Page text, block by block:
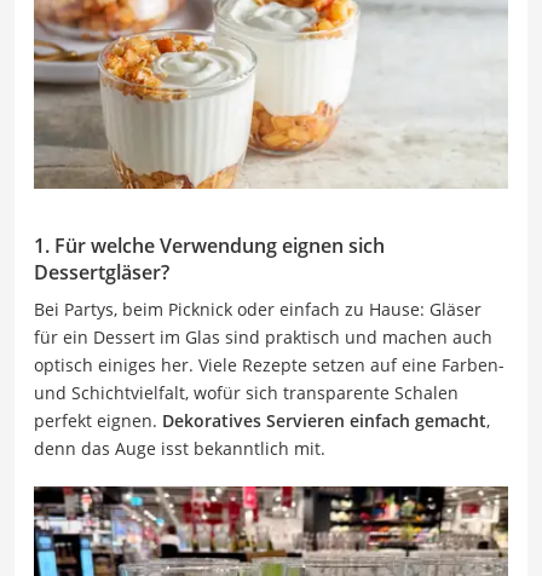
1. Für welche Verwendung eignen sich
Dessertgläser?
Bei Partys, beim Picknick oder einfach zu Hause: Gläser
für ein Dessert im Glas sind praktisch und machen auch
optisch einiges her. Viele Rezepte setzen auf eine Farben-
und Schichtvielfalt, wofür sich transparente Schalen
perfekt eignen. Dekoratives Servieren einfach gemacht,
denn das Auge isst bekanntlich mit.